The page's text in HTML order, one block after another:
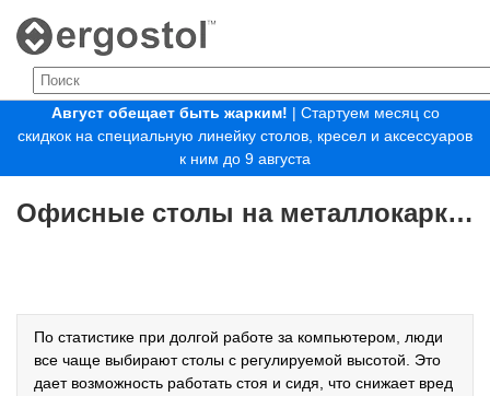
Август обещает быть жарким! | Стартуем месяц со
скидкок на специальную линейку столов, кресел и аксессуаров
к ним до 9 августа
Офисные столы на металлокаркасе
По статистике при долгой работе за компьютером, люди
все чаще выбирают столы с регулируемой высотой. Это
дает возможность работать стоя и сидя, что снижает вред